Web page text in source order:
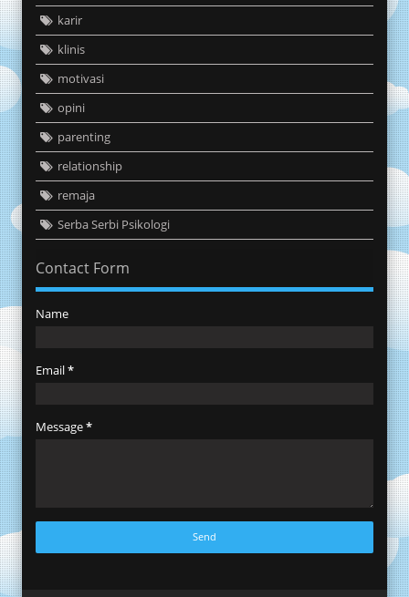
karir
klinis
motivasi
opini
parenting
relationship
remaja
Serba Serbi Psikologi
Contact Form
Name
Email*
Message*